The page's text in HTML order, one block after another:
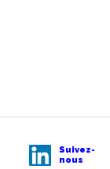
Suivez-
nous